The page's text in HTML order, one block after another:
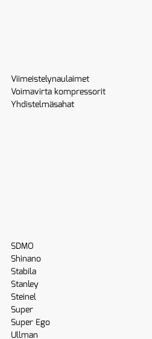
Viimeistelynaulaimet
Voimavirta kompressorit
Yhdistelmäsahat
SDMO
Shinano
Stabila
Stanley
Steinel
Super
Super Ego
Ullman